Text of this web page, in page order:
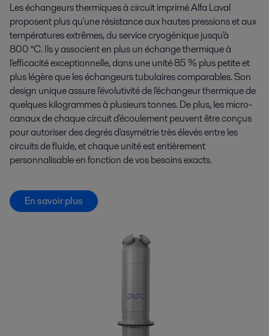
Les échangeurs thermiques à circuit imprimé Alfa Laval
proposent plus qu'une résistance aux hautes pressions et aux
températures extrêmes, du service cryogénique jusqu'à
800 °C. Ils y associent en plus un échange thermique à
l'efficacité exceptionnelle, dans une unité 85 % plus petite et
plus légère que les échangeurs tubulaires comparables. Son
design unique assure l'évolutivité de l'échangeur thermique de
quelques kilogrammes à plusieurs tonnes. De plus, les micro-
canaux de chaque circuit d'écoulement peuvent être conçus
pour autoriser des degrés d'asymétrie très élevés entre les
circuits de fluide, et chaque unité est entièrement
personnalisable en fonction de vos besoins exacts.
En savoir plus